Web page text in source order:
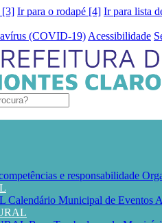
[3] Ir para o rodapé [4] Ir para lista
(COVID-19) Acessibilidade
e responsabilidade
Calendário Municipal de Eventos